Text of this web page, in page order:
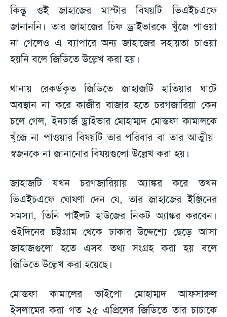
কিন্তু ওই জাহাজের মাস্টার বিষয়টি ভিএইচএফে
জানাননি। তার জাহাজের চিফ ড্রাইভারকে খুঁজে পাওয়া
না গেলেও এ ব্যাপারে অন্য জাহাজের সহায়তা চাওয়া
হয়নি বলে জিডিতে উল্লেখ করা হয়।
থানায় রেকর্ডকৃত জিডিতে জাহাজটি হাতিয়ার ঘাটে
অবস্থান না করে কাজীর বাজার হতে চরগজারিয়া কেন
চলে গেল, ইনচার্জ ড্রাইভার মোহাম্মদ মোস্তফা কামালকে
খুঁজে না পাওয়ার বিষয়টি তার পরিবার বা তার আত্মীয়-
স্বজনকে না জানানোর বিষয়গুলো উল্লেখ করা হয়।
জাহাজটি যখন চরগজারিয়ায় অ্যাঙ্কর করে তখন
ভিএইচএফে ঘোষণা দেন যে, তার জাহাজের ইঞ্জিনের
সমস্যা, তিনি পাইলট হাউজের নিকট অ্যাঙ্কর করবেন।
ওইদিনের চট্টগ্রাম থেকে ঢাকার উদ্দেশ্যে ছেড়ে আসা
জাহাজগুলো হতে এসব তথ্য সংগ্রহ করা হয় বলে
জিডিতে উল্লেখ করা হয়েছে।
মোস্তফা কামালের ভাইপো মোহাম্মদ আফসারুল
ইসলামের করা গত ২৫ এপ্রিলের জিডিতে তার চাচাকে